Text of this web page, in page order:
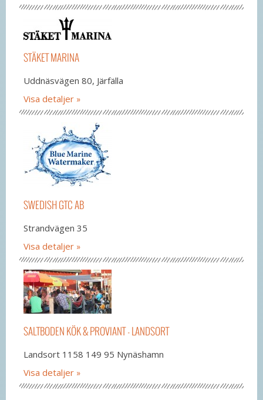
STÄKET MARINA
Uddnäsvägen 80, Järfälla
Visa detaljer
SWEDISH GTC AB
Strandvägen 35
Visa detaljer
SALTBODEN KÖK & PROVIANT - LANDSORT
Landsort 1158 149 95 Nynäshamn
Visa detaljer